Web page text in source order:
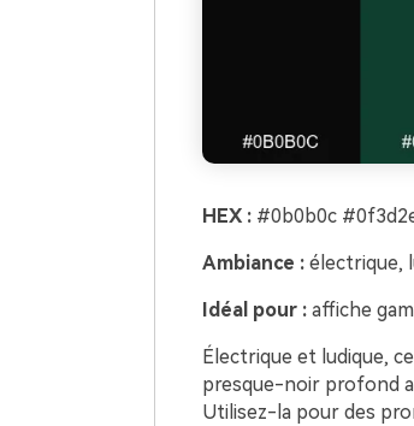
HEX :#0b0b0c
Ambiance :électrique,
Idéal pour :affiche
Électrique et ludique,
presque-noir profond
Utilisez-la pour des